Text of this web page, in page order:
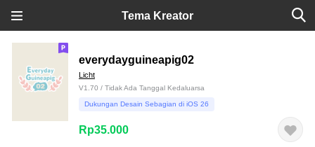
Tema Kreator
everydayguineapig02
Licht
V1.70 / Tidak Ada Tanggal Kedaluarsa
Dukungan Desain Sebagian di iOS 26
Rp35.000